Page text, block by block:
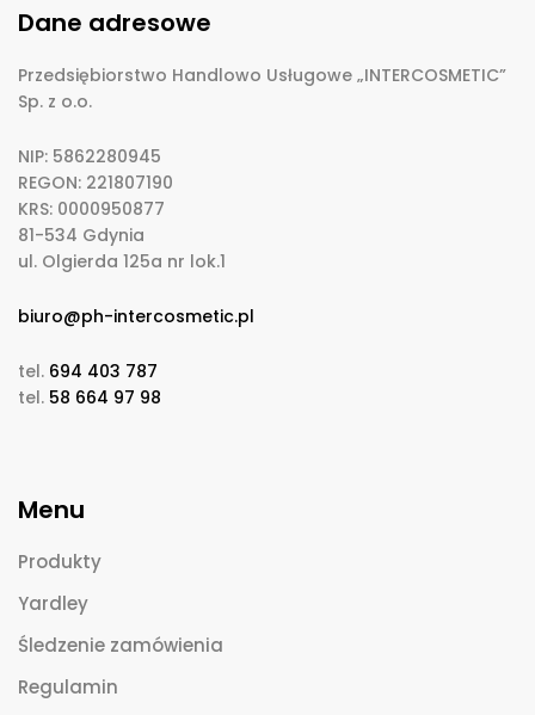
Dane adresowe
Przedsiębiorstwo Handlowo Usługowe „INTERCOSMETIC”
Sp. z o.o.
NIP: 5862280945
REGON: 221807190
KRS: 0000950877
81-534 Gdynia
ul. Olgierda 125a nr lok.1
biuro@ph-intercosmetic.pl
tel. 694 403 787
tel. 58 664 97 98
Menu
Produkty
Yardley
Śledzenie zamówienia
Regulamin